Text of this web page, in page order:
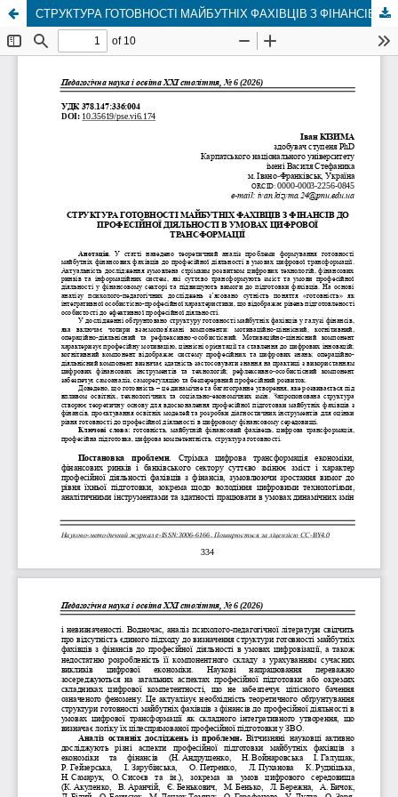
СТРУКТУРА ГОТОВНОСТІ МАЙБУТНІХ ФАХІВЦІВ З ФІНАНСІВ ДО ПРОФЕСІЙНОЇ ДІЯЛЬНОСТІ В УМОВАХ ЦИФРОВОЇ ТРАНСФОРМАЦІЇ